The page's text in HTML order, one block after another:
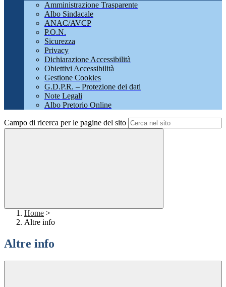
Amministrazione Trasparente
Albo Sindacale
ANAC/AVCP
P.O.N.
Sicurezza
Privacy
Dichiarazione Accessibilità
Obiettivi Accessibilità
Gestione Cookies
G.D.P.R. – Protezione dei dati
Note Legali
Albo Pretorio Online
Campo di ricerca per le pagine del sito
Home >
Altre info
Altre info